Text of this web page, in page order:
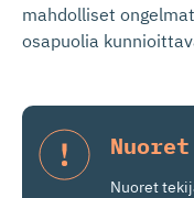
mahdolliset
osapuolia
Nuoret